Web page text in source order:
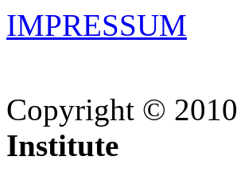
IMPRESSUM
Copyright © 2010
Institute